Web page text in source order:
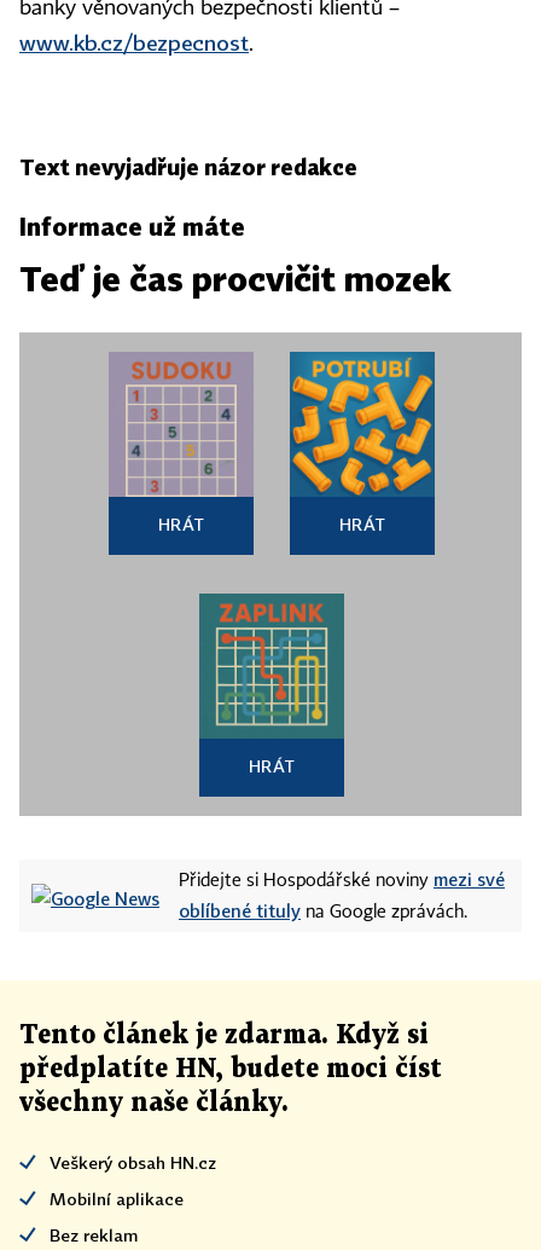
banky věnovaných bezpečnosti klientů –
www.kb.cz/bezpecnost.
Text nevyjadřuje názor redakce
Informace už máte
Teď je čas procvičit mozek
HRÁT HRÁT
HRÁT
Přidejte si Hospodářské noviny mezi své
oblíbené tituly na Google zprávách.
Tento článek je zdarma. Když si
předplatíte HN, budete moci číst
všechny naše články.
Veškerý obsah HN.cz
Mobilní aplikace
Bez reklam